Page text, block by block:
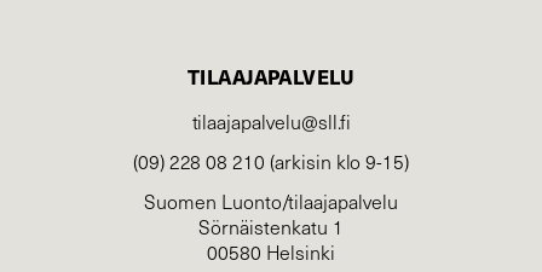
TILAAJAPALVELU
tilaajapalvelu@sll.fi
(09) 228 08 210 (arkisin klo 9-15)
Suomen Luonto/tilaajapalvelu
Sörnäistenkatu 1
00580 Helsinki